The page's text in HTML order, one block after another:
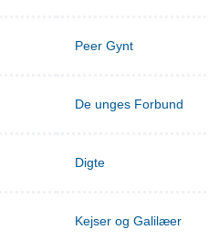
Peer Gynt
De unges Forbund
Digte
Kejser og Galilæer